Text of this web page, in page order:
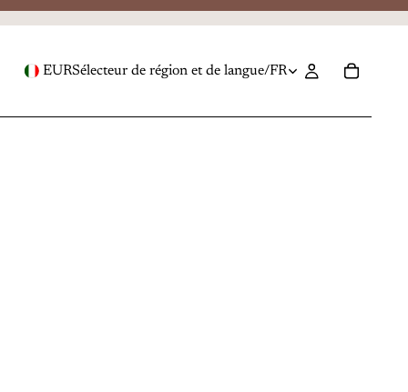
EURSélecteur de région et de langue/FR